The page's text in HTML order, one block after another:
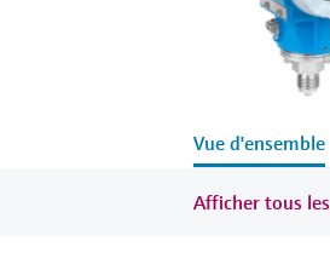
Vue d'ensemble
Afficher tous